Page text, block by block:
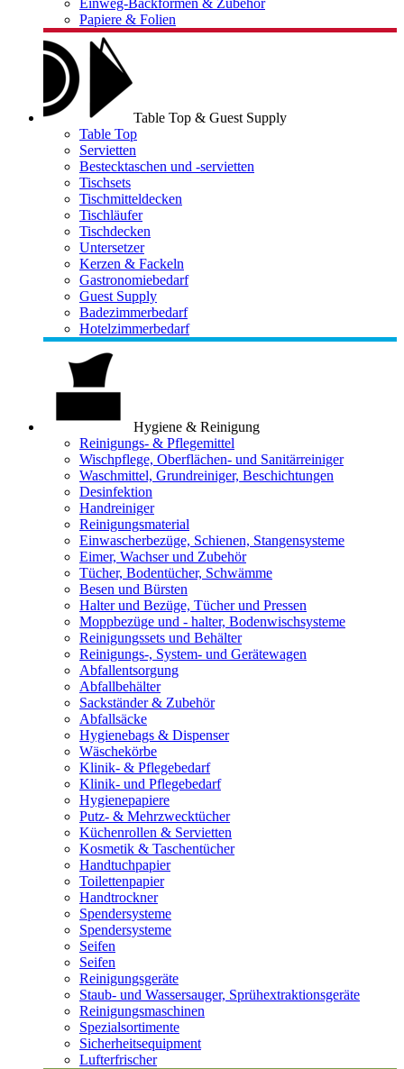
Einweg-Backformen & Zubehör
Papiere & Folien
Table Top & Guest Supply
Table Top
Servietten
Bestecktaschen und -servietten
Tischsets
Tischmitteldecken
Tischläufer
Tischdecken
Untersetzer
Kerzen & Fackeln
Gastronomiebedarf
Guest Supply
Badezimmerbedarf
Hotelzimmerbedarf
Hygiene & Reinigung
Reinigungs- & Pflegemittel
Wischpflege, Oberflächen- und Sanitärreiniger
Waschmittel, Grundreiniger, Beschichtungen
Desinfektion
Handreiniger
Reinigungsmaterial
Einwascherbezüge, Schienen, Stangensysteme
Eimer, Wachser und Zubehör
Tücher, Bodentücher, Schwämme
Besen und Bürsten
Halter und Bezüge, Tücher und Pressen
Moppbezüge und - halter, Bodenwischsysteme
Reinigungssets und Behälter
Reinigungs-, System- und Gerätewagen
Abfallentsorgung
Abfallbehälter
Sackständer & Zubehör
Abfallsäcke
Hygienebags & Dispenser
Wäschekörbe
Klinik- & Pflegebedarf
Klinik- und Pflegebedarf
Hygienepapiere
Putz- & Mehrzwecktücher
Küchenrollen & Servietten
Kosmetik & Taschentücher
Handtuchpapier
Toilettenpapier
Handtrockner
Spendersysteme
Spendersysteme
Seifen
Seifen
Reinigungsgeräte
Staub- und Wassersauger, Sprühextraktionsgeräte
Reinigungsmaschinen
Spezialsortimente
Sicherheitsequipment
Lufterfrischer